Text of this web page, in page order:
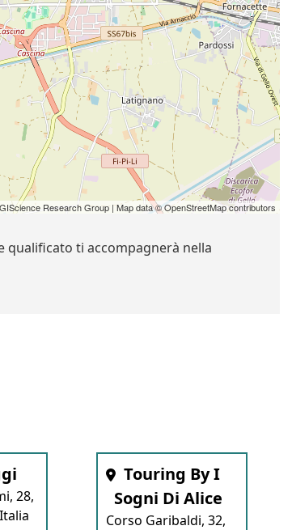
Research Group | Map data © OpenStreetMap contributors
qualificato ti accompagnerà nella
28,
Touring By I
Sogni Di Alice
Corso Garibaldi, 32,